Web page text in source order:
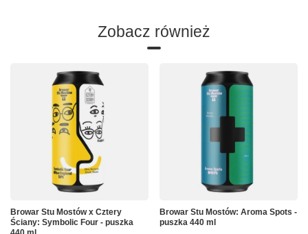
Zobacz również
Browar Stu Mostów x Cztery
Ściany: Symbolic Four - puszka
Browar Stu Mostów: Aroma Spots -
puszka 440 ml